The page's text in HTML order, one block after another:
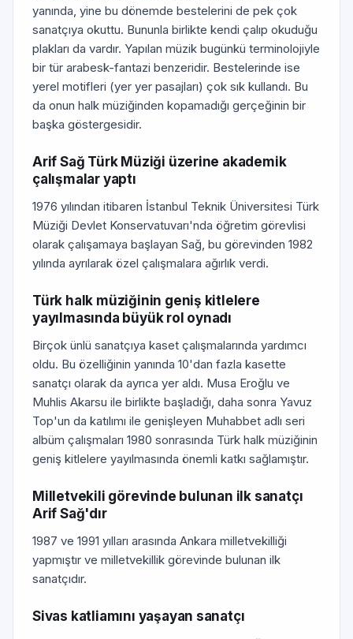
yanında, yine bu dönemde bestelerini de pek çok
sanatçıya okuttu. Bununla birlikte kendi çalıp okuduğu
plakları da vardır. Yapılan müzik bugünkü terminolojiyle
bir tür arabesk-fantazi benzeridir. Bestelerinde ise
yerel motifleri (yer yer pasajları) çok sık kullandı. Bu
da onun halk müziğinden kopamadığı gerçeğinin bir
başka göstergesidir.
Arif Sağ Türk Müziği üzerine akademik
çalışmalar yaptı
1976 yılından itibaren İstanbul Teknik Üniversitesi Türk
Müziği Devlet Konservatuvarı'nda öğretim görevlisi
olarak çalışamaya başlayan Sağ, bu görevinden 1982
yılında ayrılarak özel çalışmalara ağırlık verdi.
Türk halk müziğinin geniş kitlelere
yayılmasında büyük rol oynadı
Birçok ünlü sanatçıya kaset çalışmalarında yardımcı
oldu. Bu özelliğinin yanında 10'dan fazla kasette
sanatçı olarak da ayrıca yer aldı. Musa Eroğlu ve
Muhlis Akarsu ile birlikte başladığı, daha sonra Yavuz
Top'un da katılımı ile genişleyen Muhabbet adlı seri
albüm çalışmaları 1980 sonrasında Türk halk müziğinin
geniş kitlelere yayılmasında önemli katkı sağlamıştır.
Milletvekili görevinde bulunan ilk sanatçı
Arif Sağ'dır
1987 ve 1991 yılları arasında Ankara milletvekilliği
yapmıştır ve milletvekillik görevinde bulunan ilk
sanatçıdır.
Sivas katliamını yaşayan sanatçı